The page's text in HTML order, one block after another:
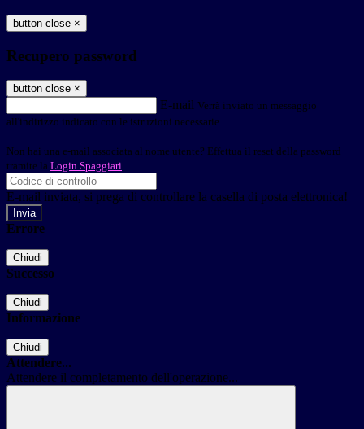
button close ×
Recupero password
button close ×
E-mail Verrà inviato un messaggio
all'indirizzo indicato con le istruzioni necessarie.
Non hai una e-mail associata al nome utente? Effettua il reset della password
tramite la Login Spaggiari
E-mail inviata, si prega di controllare la casella di posta elettronica!
Errore
Chiudi
Successo
Chiudi
Informazione
Chiudi
Attendere...
Attendere il completamento dell'operazione...